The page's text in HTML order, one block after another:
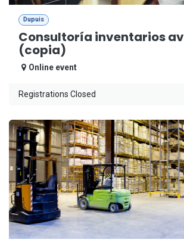
Dupuis
Consultoría inventarios
(copia)
Online event
Registrations Closed